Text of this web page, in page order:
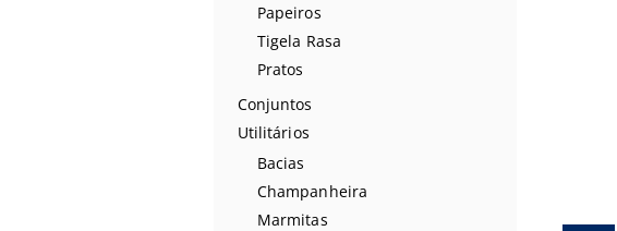
Papeiros
Tigela Rasa
Pratos
Conjuntos
Utilitários
Bacias
Champanheira
Marmitas